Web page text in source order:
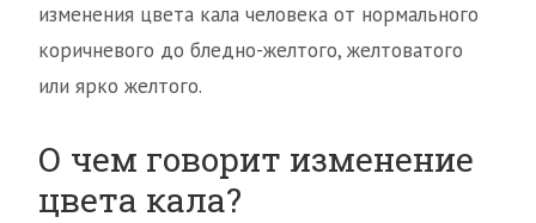
изменения цвета кала человека от нормального
коричневого до бледно-желтого, желтоватого
или ярко желтого.
О чем говорит изменение
цвета кала?